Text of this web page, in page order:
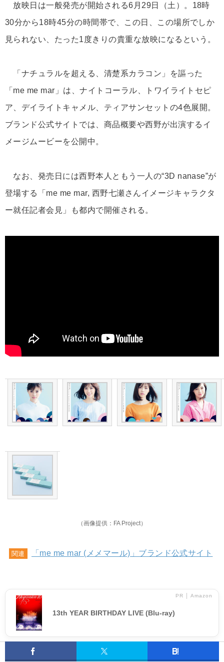
放映日は一般発売が開始される6月29日（土）。18時
30分から18時45分の時間帯で、この日、この場所でしか
見られない、たった1度きりの貴重な放映になるという。
「ナチュラルを超える、清楚系カラコン」を謳った
「me me mar」は、ナイトコーラル、トワイライトセピ
ア、デイライトキャメル、ティアサンセットの4色展開。
ブランド公式サイトでは、商品概要や西野が出演するイ
メージムービーを公開中。
なお、発売日には西野本人ともう一人の“3D nanase”が
登場する「me me mar, 西野七瀬さんイメージキャラクタ
ー就任記者会見」も都内で開催される。
（画像提供：FA Project）
関連 「me me mar (メメマール)」ブランド公式サイト
PR │ Amazon
13th YEAR BIRTHDAY LIVE (Blu-ray)